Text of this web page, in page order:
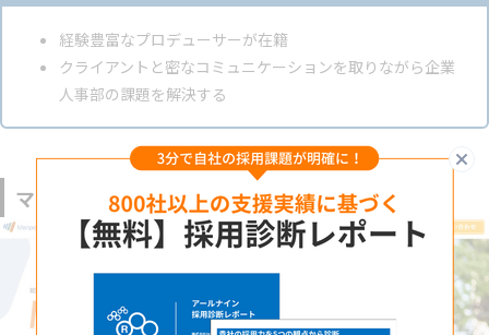
経験豊富なプロデューサーが在籍
クライアントと密なコミュニケーションを取りながら企業
人事部の課題を解決する
マンパワーグループ株式会社